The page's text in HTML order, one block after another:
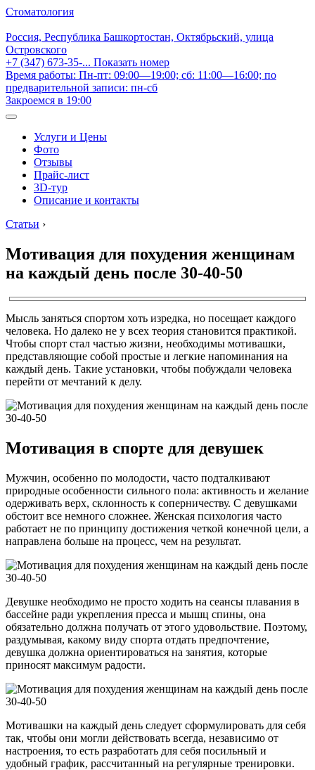
Стоматология
Россия, Республика Башкортостан, Октябрьский, улица
Островского
+7 (347) 673-35-... Показать номер
Время работы: Пн-пт: 09:00—19:00; сб: 11:00—16:00; по
предварительной записи: пн-сб
Закроемся в 19:00
Услуги и Цены
Фото
Отзывы
Прайс-лист
3D-тур
Описание и контакты
Статьи ›
Мотивация для похудения женщинам
на каждый день после 30-40-50
Мысль заняться спортом хоть изредка, но посещает каждого
человека. Но далеко не у всех теория становится практикой.
Чтобы спорт стал частью жизни, необходимы мотивашки,
представляющие собой простые и легкие напоминания на
каждый день. Такие установки, чтобы побуждали человека
перейти от мечтаний к делу.
Мотивация в спорте для девушек
Мужчин, особенно по молодости, часто подталкивают
природные особенности сильного пола: активность и желание
одерживать верх, склонность к соперничеству. С девушками
обстоит все немного сложнее. Женская психология часто
работает не по принципу достижения четкой конечной цели, а
направлена больше на процесс, чем на результат.
Девушке необходимо не просто ходить на сеансы плавания в
бассейне ради укрепления пресса и мышц спины, она
обязательно должна получать от этого удовольствие. Поэтому,
раздумывая, какому виду спорта отдать предпочтение,
девушка должна ориентироваться на занятия, которые
приносят максимум радости.
Мотивашки на каждый день следует сформулировать для себя
так, чтобы они могли действовать всегда, независимо от
настроения, то есть разработать для себя посильный и
удобный график, рассчитанный на регулярные тренировки.